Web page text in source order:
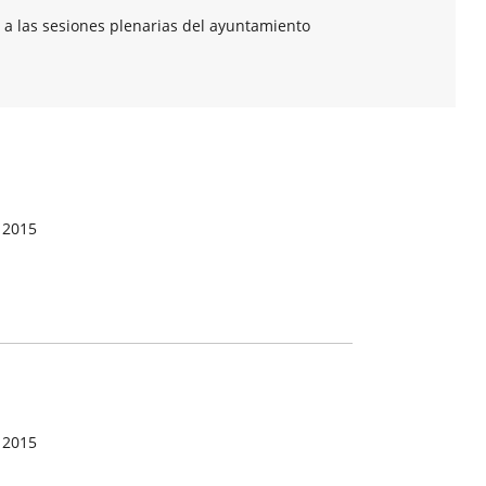
las sesiones plenarias del ayuntamiento